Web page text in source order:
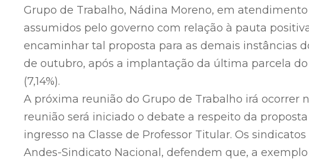
Grupo de Trabalho, Nádina Moreno, em
assumidos pelo governo com relação à pauta
encaminhar tal proposta para as demais instâncias
de outubro, após a implantação da última parcela
(7,14%).
A próxima reunião do Grupo de Trabalho irá ocorrer
reunião será iniciado o debate a respeito da
ingresso na Classe de Professor Titular. Os
Andes-Sindicato Nacional, defendem que, a